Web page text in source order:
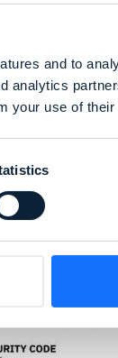
and to
analytics
your use of